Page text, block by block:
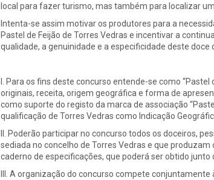
local para fazer turismo, mas também para localizar um
Intenta-se assim motivar os produtores para a
Pastel de Feijão de Torres Vedras e incentivar a
qualidade, a genuinidade e a especificidade deste
I. Para os fins deste concurso entende-se como
originais, receita, origem geográfica e forma de
como suporte do registo da marca de associação
qualificação de Torres Vedras como Indicação
II. Poderão participar no concurso todos os doceiros,
sediada no concelho de Torres Vedras e que
caderno de especificações, que poderá ser obtido junto
III. A organização do concurso compete